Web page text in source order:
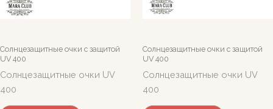
Солнцезащитные очки c защитой
UV 400
Солнцезащитные очки UV
400
Солнцезащитные очки c защитой
UV 400
Солнцезащитные очки UV
400